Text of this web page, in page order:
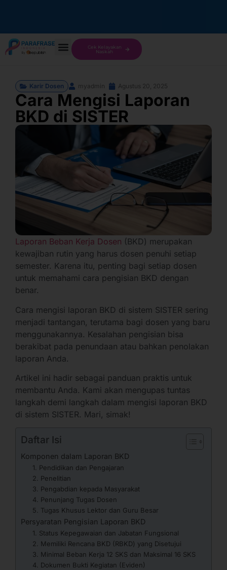
Cek Kelayakan
Naskah
Karir Dosen myadmin Agustus 20, 2025
Cara Mengisi Laporan
BKD di SISTER
Laporan Beban Kerja Dosen (BKD) merupakan
kewajiban rutin yang harus dosen penuhi setiap
semester. Karena itu, penting bagi setiap dosen
untuk memahami cara pengisian BKD dengan
benar.
Cara mengisi laporan BKD di sistem SISTER sering
menjadi tantangan, terutama bagi dosen yang baru
menggunakannya. Kesalahan pengisian bisa
berakibat pada penundaan atau bahkan penolakan
laporan Anda.
Artikel ini hadir sebagai panduan praktis untuk
membantu Anda. Kami akan mengupas tuntas
langkah demi langkah dalam mengisi laporan BKD
di sistem SISTER. Mari, simak!
Daftar Isi
Komponen dalam Laporan BKD
1. Pendidikan dan Pengajaran
2. Penelitian
3. Pengabdian kepada Masyarakat
4. Penunjang Tugas Dosen
5. Tugas Khusus Lektor dan Guru Besar
Persyaratan Pengisian Laporan BKD
1. Status Kepegawaian dan Jabatan Fungsional
2. Memiliki Rencana BKD (RBKD) yang Disetujui
3. Minimal Beban Kerja 12 SKS dan Maksimal 16 SKS
4. Dokumen Bukti Kegiatan (Eviden)